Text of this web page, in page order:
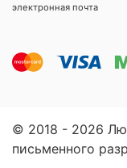
электронная почта
© 2018 - 2026
письменного